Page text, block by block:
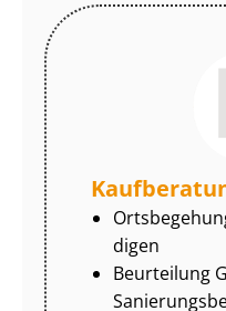
di­gen
Beurteilung